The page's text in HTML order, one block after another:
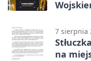
7 sierpnia
na